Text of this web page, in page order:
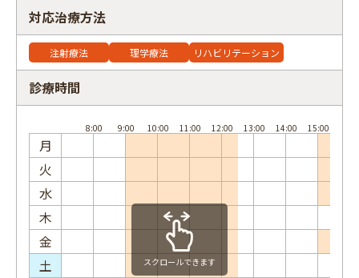
対応治療方法
注射療法 理学療法 リハビリテーション
診療時間
月
火
水
木
金
土
スクロールできます